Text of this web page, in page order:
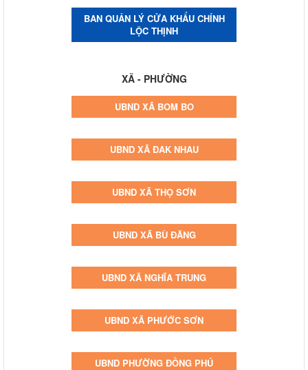
BAN QUẢN LÝ CỬA KHẨU CHÍNH
LỘC THỊNH
XÃ - PHƯỜNG
UBND XÃ BOM BO
UBND XÃ ĐAK NHAU
UBND XÃ THỌ SƠN
UBND XÃ BÙ ĐĂNG
UBND XÃ NGHĨA TRUNG
UBND XÃ PHƯỚC SƠN
UBND PHƯỜNG ĐỒNG PHÚ